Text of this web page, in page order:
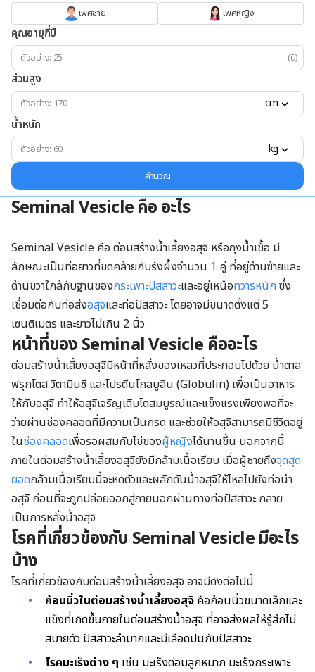
เพศชาย เพศหญิง
คุณอายุกี่ปี
(ปี)
ส่วนสูง
cm
น้ำหนัก
kg
คำนวณ
SeminalVesicle คือ อะไร
Seminal Vesicle คือ ต่อมสร้างน้ำเลี้ยงอสุจิ หรือถุงน้ำเชื้อ มี
ลักษณะเป็นท่อยาวที่ขดคล้ายกับรังผึ้งจำนวน 1 คู่ ที่อยู่ด้านซ้ายและ
ด้านขวาใกล้กับฐานของกระเพาะปัสสาวะและอยู่เหนือทวารหนัก ซึ่ง
เชื่อมต่อกับท่อส่งอสุจิและท่อปัสสาวะ โดยอาจมีขนาดตั้งแต่ 5
เซนติเมตร และยาวไม่เกิน 2 นิ้ว
หน้าที่ของ SeminalVesicle คืออะไร
ต่อมสร้างน้ำเลี้ยงอสุจิมีหน้าที่หลั่งของเหลวที่ประกอบไปด้วย น้ำตาล
ฟรุกโตส วิตามินซี และโปรตีนโกลบูลิน (Globulin) เพื่อเป็นอาหาร
ให้กับอสุจิ ทำให้อสุจิเจริญเติบโตสมบูรณ์และแข็งแรงเพียงพอที่จะ
ว่ายผ่านช่องคลอดที่มีความเป็นกรด และช่วยให้อสุจิสามารถมีชีวิตอยู่
ในช่องคลอดเพื่อรอผสมกับไข่ของผู้หญิงได้นานขึ้น นอกจากนี้
ภายในต่อมสร้างน้ำเลี้ยงอสุจิยังมีกล้ามเนื้อเรียบ เมื่อผู้ชายถึงจุดสุด
ยอดกล้ามเนื้อเรียบนี้จะหดตัวและผลักดันน้ำอสุจิให้ไหลไปยังท่อนำ
อสุจิ ก่อนที่จะถูกปล่อยออกสู่ภายนอกผ่านทางท่อปัสสาวะ กลาย
เป็นการหลั่งน้ำอสุจิ
โรคที่เกี่ยวข้องกับ SeminalVesicle มีอะไร
บ้าง
โรคที่เกี่ยวข้องกับต่อมสร้างน้ำเลี้ยงอสุจิ อาจมีดังต่อไปนี้
ก้อนนิ่วในต่อมสร้างน้ำเลี้ยงอสุจิ คือก้อนนิ่วขนาดเล็กและ
แข็งที่เกิดขึ้นภายในต่อมสร้างน้ำอสุจิ ที่อาจส่งผลให้รู้สึกไม่
สบายตัว ปัสสาวะลำบากและมีเลือดปนกับปัสสาวะ
โรคมะเร็งต่าง ๆ เช่น มะเร็งต่อมลูกหมาก มะเร็งกระเพาะ